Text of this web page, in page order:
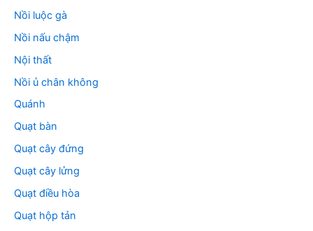
Nồi luộc gà
Nồi nấu chậm
Nội thất
Nồi ủ chân không
Quánh
Quạt bàn
Quạt cây đứng
Quạt cây lửng
Quạt điều hòa
Quạt hộp tản